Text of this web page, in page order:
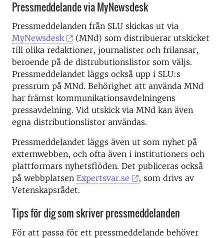
Pressmeddelande via MyNewsdesk
Pressmeddelanden från SLU skickas ut via
MyNewsdesk
(MNd) som distribuerar utskicket
till olika redaktioner, journalister och frilansar,
beroende på de distrubutionslistor som väljs.
Pressmeddelandet läggs också upp i SLU:s
pressrum på MNd. Behörighet att använda MNd
har främst kommunikationsavdelningens
pressavdelning. Vid utskick via MNd kan även
egna distributionslistor användas.
Pressmeddelandet läggs även ut som nyhet på
externwebben, och ofta även i institutioners och
plattformars nyhetsflöden. Det publiceras också
på webbplatsen Expertsvar.se
, som drivs av
Vetenskapsrådet.
Tips för dig som skriver pressmeddelanden
För att passa för ett pressmeddelande behöver